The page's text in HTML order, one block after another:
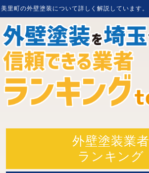
美里町の外壁塗装 について詳しく解説しています。
外壁塗装業者
ランキング